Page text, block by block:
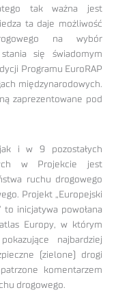
tak ważna jest
ta daje możliwość
na wybór
się świadomym
Programu EuroRAP
międzynarodowych.
zaprezentowane pod
i w 9 pozostałych
w Projekcie jest
ruchu drogowego
Projekt „Europejski
to inicjatywa powołana
Europy, w którym
najbardziej
(zielone) drogi
komentarzem
drogowego.